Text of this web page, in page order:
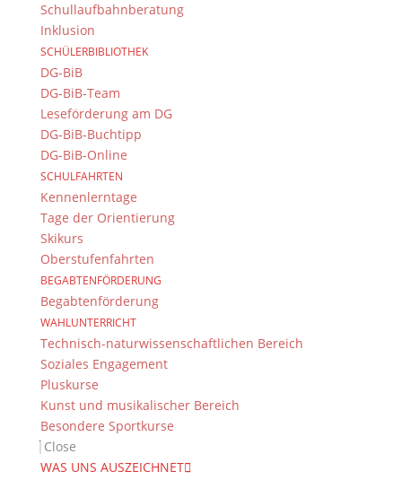
Schullaufbahnberatung
Inklusion
SCHÜLERBIBLIOTHEK
DG-BiB
DG-BiB-Team
Leseförderung am DG
DG-BiB-Buchtipp
DG-BiB-Online
SCHULFAHRTEN
Kennenlerntage
Tage der Orientierung
Skikurs
Oberstufenfahrten
BEGABTENFÖRDERUNG
Begabtenförderung
WAHLUNTERRICHT
Technisch-naturwissenschaftlichen Bereich
Soziales Engagement
Pluskurse
Kunst und musikalischer Bereich
Besondere Sportkurse
Close
WAS UNS AUSZEICHNET
Datenschutzerklärung
Kontakt
© 2015-2022, Dientzenhofer-Gymnasium Bamberg
Immer Aktuell
Bleiben Sie immer auf dem neusten Stand und
folgen Sie uns auf Twitter
Folgen Sie dem
Kontakt Webteam
Kontaktieren Sie das Webteam
© 2015-2017 Dientzenhofer-Gymnasium Bamberg -